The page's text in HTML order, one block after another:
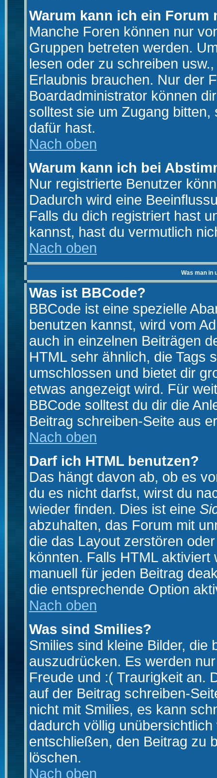
Warum kann ich ein Forum
Manche Foren können nur
Gruppen betreten werden.
lesen oder zu schreiben
Erlaubnis brauchen. Nur der
Boardadministrator können
solltest sie um Zugang
dafür hast.
Nach oben
Warum kann ich bei
Nur registrierte Benutzer
Dadurch wird eine
Falls du dich registriert hast
kannst, hast du vermutlich
Nach oben
Was man in
Was ist BBCode?
BBCode ist eine spezielle
benutzen kannst, wird vom
auch in einzelnen Beiträgen
HTML sehr ähnlich, die Tags
umschlossen und bietet dir
etwas angezeigt wird. Für
BBCode solltest du dir die
Beitrag schreiben-Seite aus
Nach oben
Darf ich HTML benutzen?
Das hängt davon ab, ob es
du es nicht darfst, wirst du
wieder finden. Dies ist eine
abzuhalten, das Forum mit
die das Layout zerstören
könnten. Falls HTML
manuell für jeden Beitrag
die entsprechende Option
Nach oben
Was sind Smilies?
Smilies sind kleine Bilder, die
auszudrücken. Es werden
Freude und :( Traurigkeit an.
auf der Beitrag schreiben-
nicht mit Smilies, es kann
dadurch völlig
entschließen, den Beitrag zu
löschen.
Nach oben